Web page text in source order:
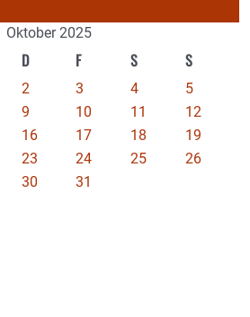
Oktober 2025
D F S S
2 3 4
5
9 10 11
12
16 17 18
19
23 24 25
26
30
31